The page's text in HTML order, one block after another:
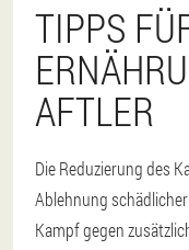
TIPPS
AFTLER
Die Reduzierung des
Ablehnung
Kampf gegen